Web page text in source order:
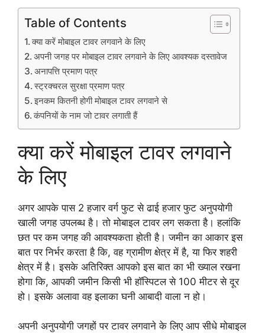
Table of Contents
क्या करें मोबाइल टावर लगवाने के लिए
अपनी जगह पर मोबाइल टावर लगवाने के लिए आवश्यक दस्तावेज
अनापत्ति प्रमाण पत्र
स्ट्रक्चरल सुरक्षा प्रमाण पत्र
इनकम कितनी होगी मोबाइल टावर लगवाने से
कंपनियों के नाम जो टावर लगाती हैं
क्या करें मोबाइल टावर लगवाने
के लिए
अगर आपके पास 2 हजार वर्ग फुट से ढाई हजार फुट अनुपयोगी
खाली जगह उपलब्ध है। तो मोबाइल टावर लग सकता है। हलांकि
छत पर कम जगह की आवश्यकता होती है। जमीन का आकार इस
बात पर निर्भर करता है कि, वह ग्रामीण क्षेत्र में है, या फिर शहरी
क्षेत्र में है। इसके अतिरिक्त आपको इस बात का भी ख्याल रखना
होगा कि, आपकी जमीन किसी भी हॉस्पिटल से 100 मीटर से दूर
हो। इसके अलावा वह इलाका घनी आबादी वाला न हो।
अपनी अनुपयोगी जगहों पर टावर लगवाने के लिए आप सीधे मोबाइल